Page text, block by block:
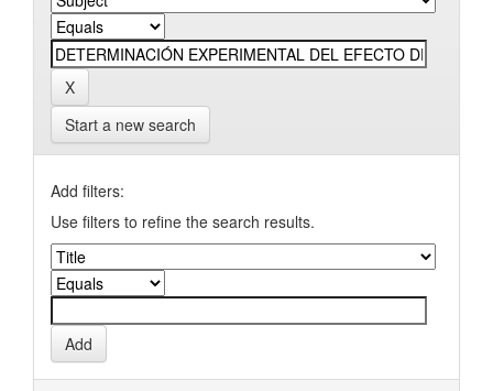
Start a new search
Add filters:
Use filters to refine the search results.